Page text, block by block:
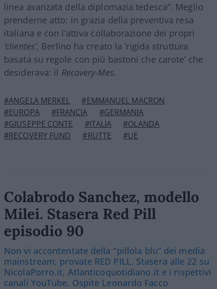
linea avanzata della diplomazia tedesca”. Meglio
prenderne atto: in grazia della preventiva resa
italiana e con l’attiva collaborazione dei propri
‘clientes’, Berlino ha creato la ‘rigida struttura
basata su regole con più bastoni che carote’ che
desiderava: il Recovery-Mes.
#ANGELA MERKEL
#EMMANUEL MACRON
#EUROPA
#FRANCIA
#GERMANIA
#GIUSEPPE CONTE
#ITALIA
#OLANDA
#RECOVERY FUND
#RUTTE #UE
Colabrodo Sanchez, modello
Milei. Stasera Red Pill
episodio 90
Non vi accontentate della “pillola blu” dei media
mainstream, provate RED PILL. Stasera alle 22 su
NicolaPorro.it, Atlanticoquotidiano.it e i rispettivi
canali YouTube. Ospite Leonardo Facco